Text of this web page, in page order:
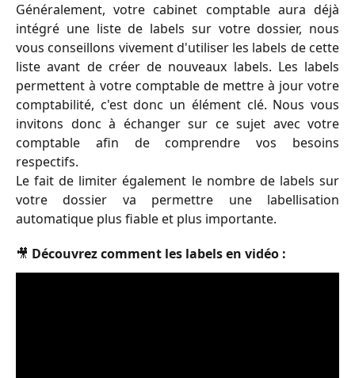
Généralement, votre cabinet comptable aura déjà
intégré une liste de labels sur votre dossier, nous
vous conseillons vivement d'utiliser les labels de cette
liste avant de créer de nouveaux labels. Les labels
permettent à votre comptable de mettre à jour votre
comptabilité, c'est donc un élément clé. Nous vous
invitons donc à échanger sur ce sujet avec votre
comptable afin de comprendre vos besoins
respectifs.
Le fait de limiter également le nombre de labels sur
votre dossier va permettre une labellisation
automatique plus fiable et plus importante.
🎥 Découvrez comment les labels en vidéo :